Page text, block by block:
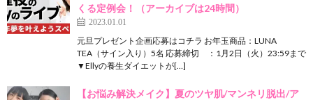
くる定例会！（アーカイブは24時間）
2023.01.01
元旦プレゼント企画応募はコチラ お年玉商品：LUNA
TEA（サイン入り）5名 応募締切 ：1月2日（火）23:59まで
▼Ellyの養生ダイエットが[…]
【お悩み解決メイク】夏のツヤ肌/マンネリ脱出/ア